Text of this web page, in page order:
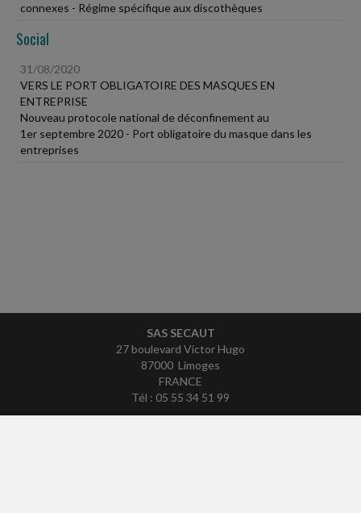
connexes - Régime spécifique aux discothèques
Social
31/08/2020
VERS LE PORT OBLIGATOIRE DES MASQUES EN
ENTREPRISE
Nouveau protocole national de déconfinement au
1er septembre 2020 - Port obligatoire du masque dans les
entreprises
SAS SECAUT
27 boulevard Victor Hugo
87000 Limoges
FRANCE
Tél : 05 55 34 51 99